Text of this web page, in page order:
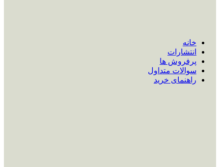
خانه
انتشارات
پرفروش ها
سوالات متداول
راهنمای خرید